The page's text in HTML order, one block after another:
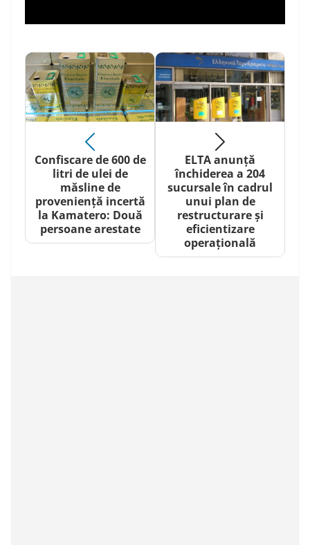
Confiscare de 600 de
litri de ulei de
măsline de
proveniență incertă
la Kamatero: Două
persoane arestate
ELTA anunță
închiderea a 204
sucursale în cadrul
unui plan de
restructurare și
eficientizare
operațională